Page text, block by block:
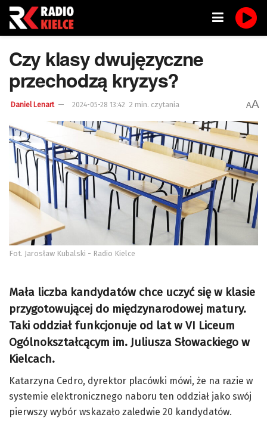
Czy klasy dwujęzyczne
przechodzą kryzys?
Daniel Lenart 2024-05-28 13:42 2 min. czytania AA
Fot. Jarosław Kubalski - Radio Kielce
Mała liczba kandydatów chce uczyć się w klasie
przygotowującej do międzynarodowej matury.
Taki oddział funkcjonuje od lat w VI Liceum
Ogólnokształcącym im. Juliusza Słowackiego w
Kielcach.
Katarzyna Cedro, dyrektor placówki mówi, że na razie w
systemie elektronicznego naboru ten oddział jako swój
pierwszy wybór wskazało zaledwie 20 kandydatów.